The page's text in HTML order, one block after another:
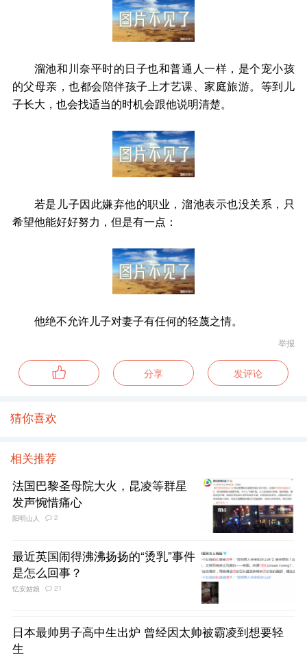
溜池和川奈平时的日子也和普通人一样，是个宠小孩
的父母亲，也都会陪伴孩子上才艺课、家庭旅游。等到儿
子长大，也会找适当的时机会跟他说明清楚。
若是儿子因此嫌弃他的职业，溜池表示也没关系，只
希望他能好好努力，但是有一点：
他绝不允许儿子对妻子有任何的轻蔑之情。
举报
分享 发评论
猜你喜欢
相关推荐
法国巴黎圣母院大火，昆凌等群星
发声惋惜痛心
阳明山人 2
最近英国闹得沸沸扬扬的“烫乳”事件
是怎么回事？
忆安姑娘 21
日本最帅男子高中生出炉 曾经因太帅被霸凌到想要轻
生